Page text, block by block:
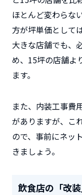
ほとんど変わらな
方が坪単価として
大きな店舗でも、
め、15坪の店舗よ
ます。
また、内装工事費
がありますが、こ
ので、事前にネッ
きましょう。
飲食店の「改